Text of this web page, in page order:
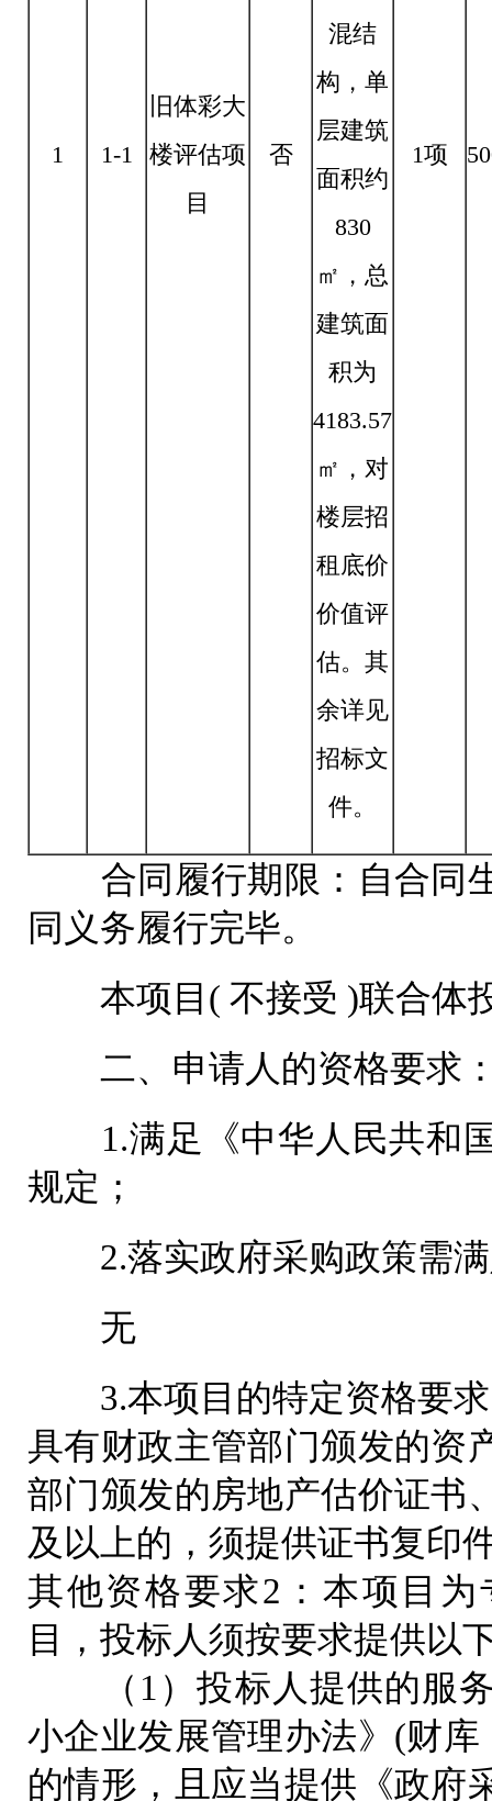
1 1-1
旧体彩大
楼评估项
目
否
混结
构，单
层建筑
面积约
830
㎡，总
建筑面
积为
4183.57
㎡，对
楼层招
租底价
价值评
估。其
余详见
招标文
件。
1项
合同履行期限：自合同
同义务履行完毕。
本项目( 不接受 )联合体
二、申请人的资格要求
1.满足《中华人民共和国
规定；
2.落实政府采购政策需满
无
3.本项目的特定资格要求
具有财政主管部门颁发的资
部门颁发的房地产估价证书
及以上的，须提供证书复印
其他资格要求2：本项目
目，投标人须按要求提供以
（1）投标人提供的服务
小企业发展管理办法》(财
的情形，且应当提供《政府